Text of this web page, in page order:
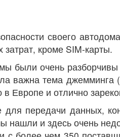
своего
затрат, кроме SIM-карты.
были очень
важна тема джемминга
в Европе и отлично
для передачи данных,
нашли и здесь очень